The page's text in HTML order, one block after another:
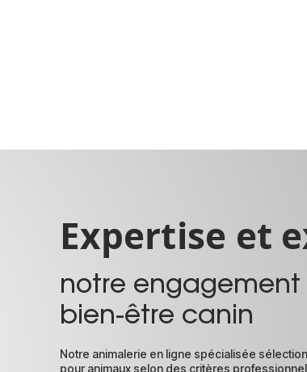
Expertise et
notre engagement
bien-être canin
Notre animalerie en ligne spécialisée
pour animaux selon des critères